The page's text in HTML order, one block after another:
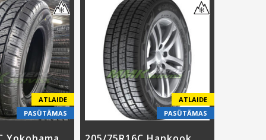
was:
€105.00.
price
is:
€82.00.
ATLAIDE
PASŪTĀMAS
ATLAIDE
PASŪTĀMAS